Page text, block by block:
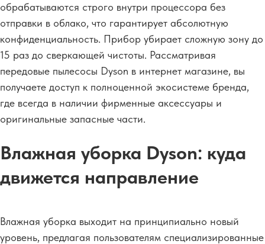
обрабатываются строго внутри процессора без
отправки в облако, что гарантирует абсолютную
конфиденциальность. Прибор убирает сложную зону до
15 раз до сверкающей чистоты. Рассматривая
передовые пылесосы Dyson в интернет магазине, вы
получаете доступ к полноценной экосистеме бренда,
где всегда в наличии фирменные аксессуары и
оригинальные запасные части.
Влажная уборка Dyson: куда
движется направление
Влажная уборка выходит на принципиально новый
уровень, предлагая пользователям специализированные